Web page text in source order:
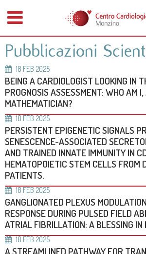
Pubblicazioni
18 FEB 2025
BEING A CARDIOLOGIST LOOKING IN
PROGNOSIS ASSESSMENT: WHO AM
MATHEMATICIAN?
18 FEB 2025
PERSISTENT EPIGENETIC SIGNALS
SENESCENCE-ASSOCIATED
AND TRAINED INNATE IMMUNITY IN
HEMATOPOIETIC STEM CELLS FROM
PATIENTS.
18 FEB 2025
GANGLIONATED PLEXUS
RESPONSE DURING PULSED FIELD
ATRIAL FIBRILLATION: A BLESSING IN
18 FEB 2025
A STREAMLINED PATHWAY FOR